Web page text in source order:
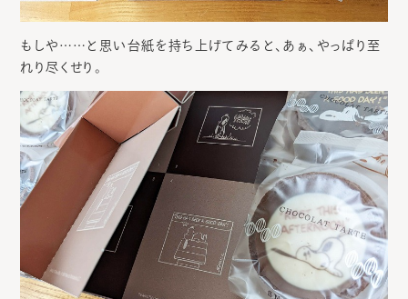
もしや……と思い台紙を持ち上げてみると、あぁ、やっぱり至
れり尽くせり。